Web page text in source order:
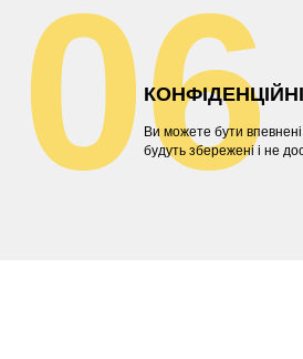
Ви можете бути
будуть збережені і не
06